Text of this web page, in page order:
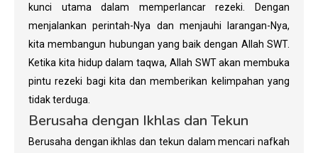
kunci utama dalam memperlancar rezeki. Dengan
menjalankan perintah-Nya dan menjauhi larangan-Nya,
kita membangun hubungan yang baik dengan Allah SWT.
Ketika kita hidup dalam taqwa, Allah SWT akan membuka
pintu rezeki bagi kita dan memberikan kelimpahan yang
tidak terduga.
Berusaha dengan Ikhlas dan Tekun
Berusaha dengan ikhlas dan tekun dalam mencari nafkah